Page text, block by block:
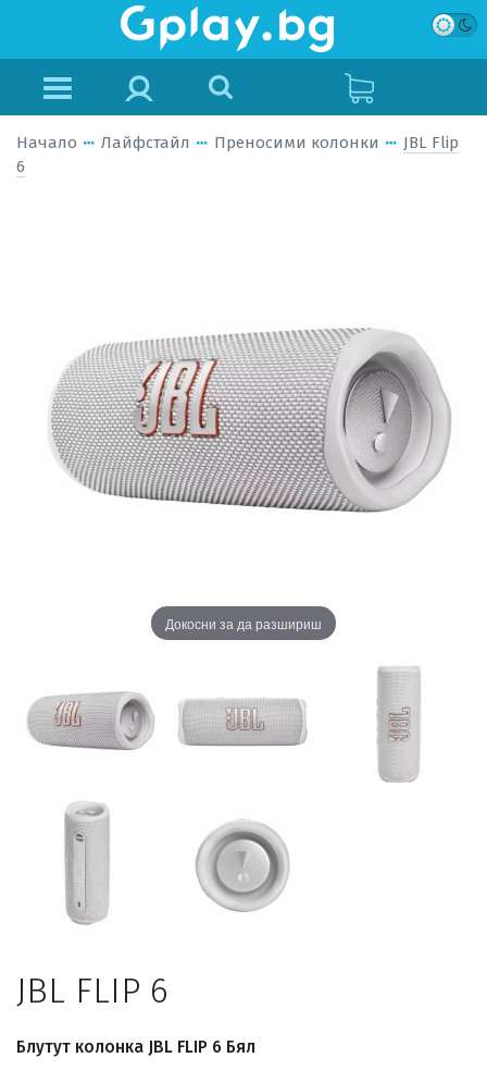
Начало Лайфстайл Преносими колонки
JBL Flip
6
Докосни за да разшириш
JBL FLIP 6
Блутут колонка JBL FLIP 6 Бял